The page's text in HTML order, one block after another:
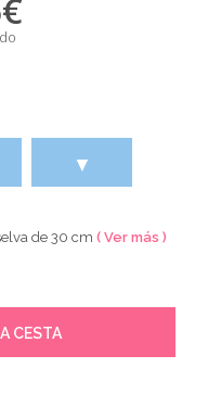
€
▼
de 30 cm( Ver más )
CESTA